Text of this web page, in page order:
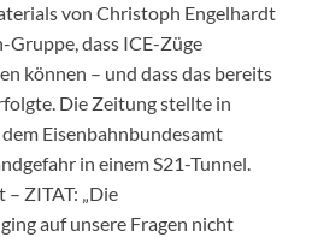
von Christoph Engelhardt
dass ICE-Züge
können – und dass das bereits
Die Zeitung stellte in
Eisenbahnbundesamt
in einem S21-Tunnel.
ZITAT: „Die
auf unsere Fragen nicht